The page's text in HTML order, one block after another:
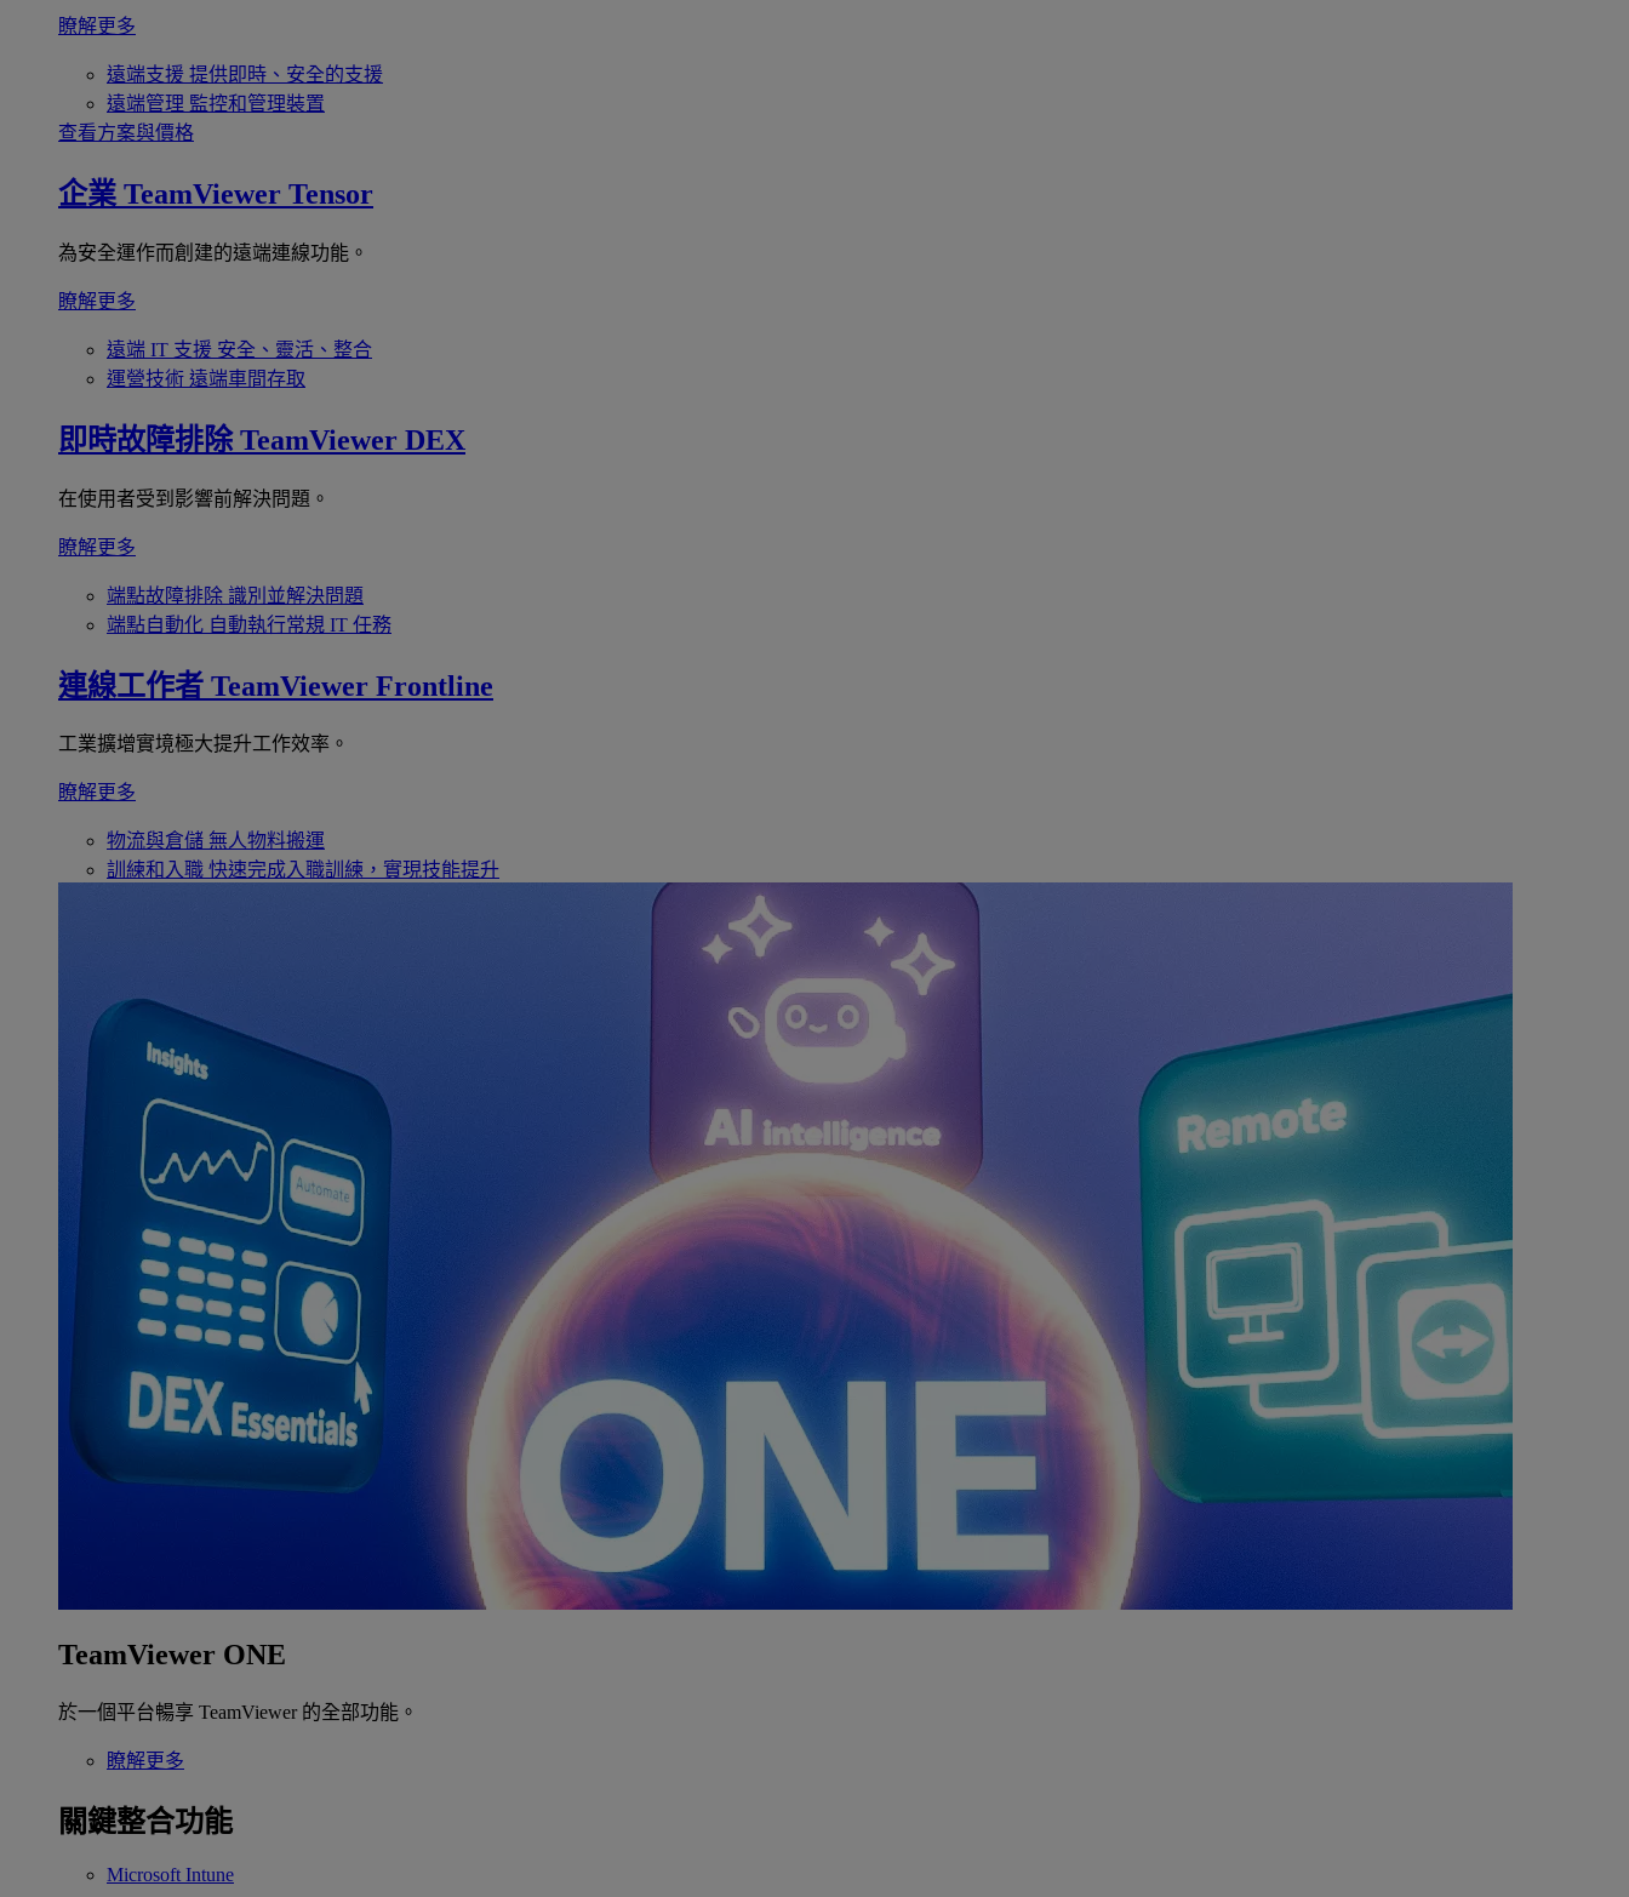
瞭解更多
遠端支援 提供即時、安全的支援
遠端管理 監控和管理裝置
查看方案與價格
企業 TeamViewer Tensor
為安全運作而創建的遠端連線功能。
瞭解更多
遠端 IT 支援 安全、靈活、整合
運營技術 遠端車間存取
即時故障排除 TeamViewer DEX
在使用者受到影響前解決問題。
瞭解更多
端點故障排除 識別並解決問題
端點自動化 自動執行常規 IT 任務
連線工作者 TeamViewer Frontline
工業擴增實境極大提升工作效率。
瞭解更多
物流與倉儲 無人物料搬運
訓練和入職 快速完成入職訓練，實現技能提升
TeamViewer ONE
於一個平台暢享 TeamViewer 的全部功能。
瞭解更多
關鍵整合功能
Microsoft Intune